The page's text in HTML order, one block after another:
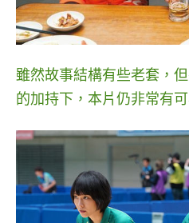
雖然故事結構有些老套，
的加持下，本片仍非常有